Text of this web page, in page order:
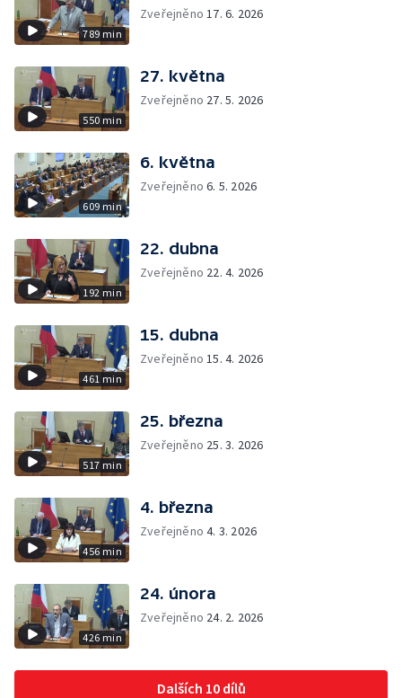
789 min
Zveřejněno17. 6. 2026
550 min
27. května
Zveřejněno 27. 5. 2026
609 min
6. května
Zveřejněno6. 5. 2026
192 min
22. dubna
Zveřejněno 22. 4. 2026
461 min
15. dubna
Zveřejněno15. 4. 2026
517 min
25. března
Zveřejněno 25. 3. 2026
456 min
4. března
Zveřejněno4. 3. 2026
426 min
24. února
Zveřejněno 24. 2. 2026
Dalších 10 dílů